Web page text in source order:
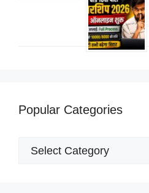
Popular Categories
Popular